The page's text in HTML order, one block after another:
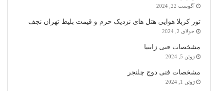
آگوست 22, 2024
تور کربلا هوایی هتل های نزدیک حرم و قیمت بلیط تهران نجف
جولای 2, 2024
مشخصات فنی زانتیا
ژوئن 5, 2024
مشخصات فنی دوج چلنجر
ژوئن 1, 2024